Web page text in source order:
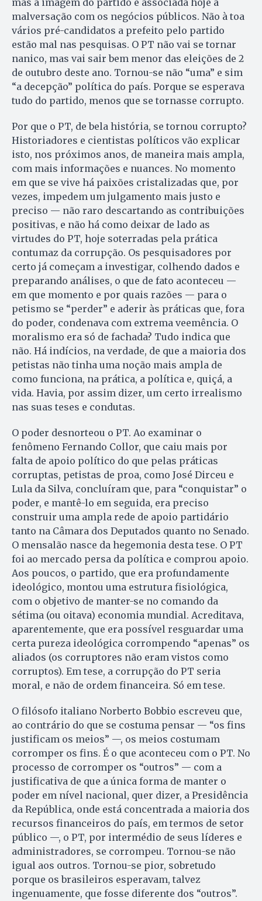
malversação com os negócios públicos. Não à toa
vários pré-candidatos a prefeito pelo partido
estão mal nas pesquisas. O PT não vai se tornar
nanico, mas vai sair bem menor das eleições de 2
de outubro deste ano. Tornou-se não “uma” e sim
“a decepção” política do país. Porque se esperava
tudo do partido, menos que se tornasse corrupto.
Por que o PT, de bela história, se tornou corrupto?
Historiadores e cientistas políticos vão explicar
isto, nos próximos anos, de maneira mais ampla,
com mais informações e nuances. No momento
em que se vive há paixões cristalizadas que, por
vezes, impedem um julgamento mais justo e
preciso — não raro descartando as contribuições
positivas, e não há como deixar de lado as
virtudes do PT, hoje soterradas pela prática
contumaz da corrupção. Os pesquisadores por
certo já começam a investigar, colhendo dados e
preparando análises, o que de fato aconteceu —
em que momento e por quais razões — para o
petismo se “perder” e aderir às práticas que, fora
do poder, condenava com extrema veemência. O
moralismo era só de fachada? Tudo indica que
não. Há indícios, na verdade, de que a maioria dos
petistas não tinha uma noção mais ampla de
como funciona, na prática, a política e, quiçá, a
vida. Havia, por assim dizer, um certo irrealismo
nas suas teses e condutas.
O poder desnorteou o PT. Ao examinar o
fenômeno Fernando Collor, que caiu mais por
falta de apoio político do que pelas práticas
corruptas, petistas de proa, como José Dirceu e
Lula da Silva, concluíram que, para “conquistar” o
poder, e mantê-lo em seguida, era preciso
construir uma ampla rede de apoio partidário
tanto na Câmara dos Deputados quanto no Senado.
O mensalão nasce da hegemonia desta tese. O PT
foi ao mercado persa da política e comprou apoio.
Aos poucos, o partido, que era profundamente
ideológico, montou uma estrutura fisiológica,
com o objetivo de manter-se no comando da
sétima (ou oitava) economia mundial. Acreditava,
aparentemente, que era possível resguardar uma
certa pureza ideológica corrompendo “apenas” os
aliados (os corruptores não eram vistos como
corruptos). Em tese, a corrupção do PT seria
moral, e não de ordem financeira. Só em tese.
O filósofo italiano Norberto Bobbio escreveu que,
ao contrário do que se costuma pensar — “os fins
justificam os meios” —, os meios costumam
corromper os fins. É o que aconteceu com o PT. No
processo de corromper os “outros” — com a
justificativa de que a única forma de manter o
poder em nível nacional, quer dizer, a Presidência
da República, onde está concentrada a maioria dos
recursos financeiros do país, em termos de setor
público —, o PT, por intermédio de seus líderes e
administradores, se corrompeu. Tornou-se não
igual aos outros. Tornou-se pior, sobretudo
porque os brasileiros esperavam, talvez
ingenuamente, que fosse diferente dos “outros”.